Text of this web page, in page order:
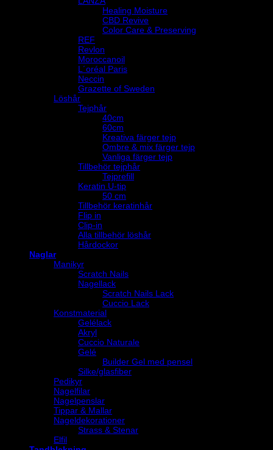
Healing Moisture
CBD Revive
Color Care & Preserving
REF
Revlon
Moroccanoil
L´oréal Paris
Neccin
Grazette of Sweden
Löshår
Tejphår
40cm
60cm
Kreativa färger tejp
Ombre & mix färger tejp
Vanliga färger tejp
Tillbehör tejphår
Tejprefill
Keratin U-tip
50 cm
Tillbehör keratinhår
Flip in
Clip-in
Alla tillbehör löshår
Hårdockor
Naglar
Manikyr
Scratch Nails
Nagellack
Scratch Nails Lack
Cuccio Lack
Konstmaterial
Gelélack
Akryl
Cuccio Naturale
Gelé
Builder Gel med pensel
Silke/glasfiber
Pedikyr
Nagelfilar
Nagelpenslar
Tippar & Mallar
Nageldekorationer
Strass & Stenar
Elfil